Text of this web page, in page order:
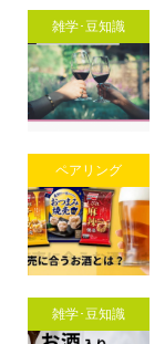
雑学･豆知識
ペアリング
雑学･豆知識